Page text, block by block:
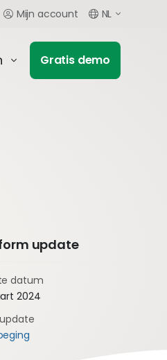
update
datum
2024
Mijn account NL
Gratis demo